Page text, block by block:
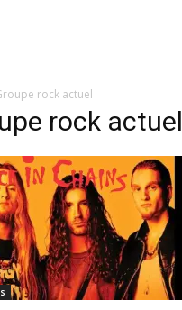
rock actuel
rock actuel